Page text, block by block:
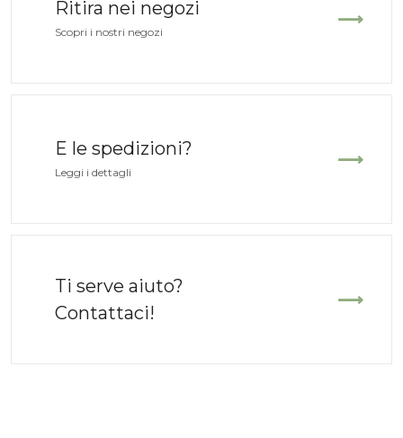
Mini Sherpa Bag
Velluto
era:
59,00 €.
è:
Ritira nei negozi
Scopri i nostri negozi
E le spedizioni?
Leggi i dettagli
Ti serve aiuto?
Contattaci!